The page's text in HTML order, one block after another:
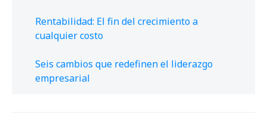
Rentabilidad: El fin del crecimiento a
cualquier costo
Seis cambios que redefinen el liderazgo
empresarial